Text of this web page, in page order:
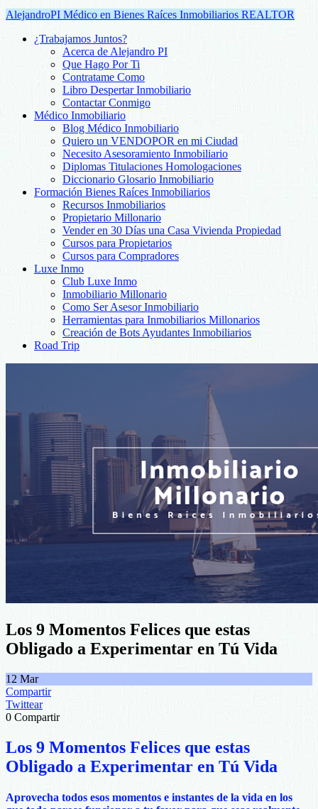
AlejandroPI Médico en Bienes Raíces Inmobiliarios REALTOR
¿Trabajamos Juntos?
Acerca de Alejandro PI
Que Hago Por Ti
Contratame Como
Libro Despertar Inmobiliario
Contactar Conmigo
Médico Inmobiliario
Blog Médico Inmobiliario
Quiero un VENDOPOR en mi Ciudad
Necesito Asesoramiento Inmobiliario
Diplomas Titulaciones Homologaciones
Diccionario Glosario Inmobiliario
Formación Bienes Raíces Inmobiliarios
Recursos Inmobiliarios
Propietario Millonario
Vender en 30 Días una Casa Vivienda Propiedad
Cursos para Propietarios
Cursos para Compradores
Luxe Inmo
Club Luxe Inmo
Inmobiliario Millonario
Como Ser Asesor Inmobiliario
Herramientas para Inmobiliarios Millonarios
Creación de Bots Ayudantes Inmobiliarios
Road Trip
Los 9 Momentos Felices que estas
Obligado a Experimentar en Tú Vida
12 Mar
Compartir
Twittear
0 Compartir
Los 9 Momentos Felices que estas
Obligado a Experimentar en Tú Vida
Aprovecha todos esos momentos e instantes de la vida en los